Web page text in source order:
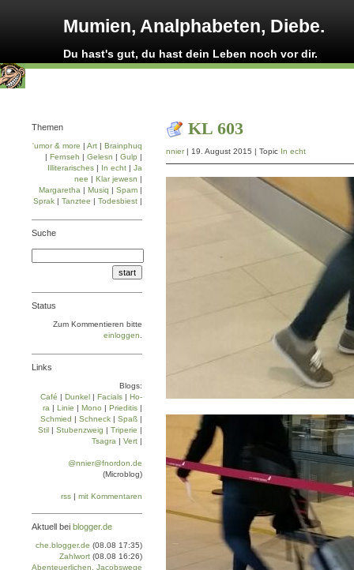
Mumien, Analphabeten, Diebe.
Du hast's gut, du hast dein Leben noch vor dir.
KL 603
nnier| 19. August 2015 | Topic In echt
Themen
'umor & more | Art | Brainphuq
| Fernseh | Gelesn | Gulp |
Illiterarisches | In echt | Ja
nee | Klar jewesn |
Margaretha | Musiq | Spam |
Sprak | Tanztee | Todesbiest |
Suche
Status
Zum Kommentieren bitte
einloggen
Links
Blogs:
Café | Dun­kel | Facials | Ho­
ra | Linie | Mo­no | Prie­di­tis |
Schmied | Schneck | Spaß |
Stil | Stu­ben­zweig | Tri­pe­rie |
Tsa­gra | Vert |
@nnier@fnordon.de
(Microblog)
rss | mit Kommentaren
Aktuell bei blogger.de
che.blogger.de (08.08 17:35)
Zahlwort (08.08 16:26)
Abenteuerlichen, Jacobswege